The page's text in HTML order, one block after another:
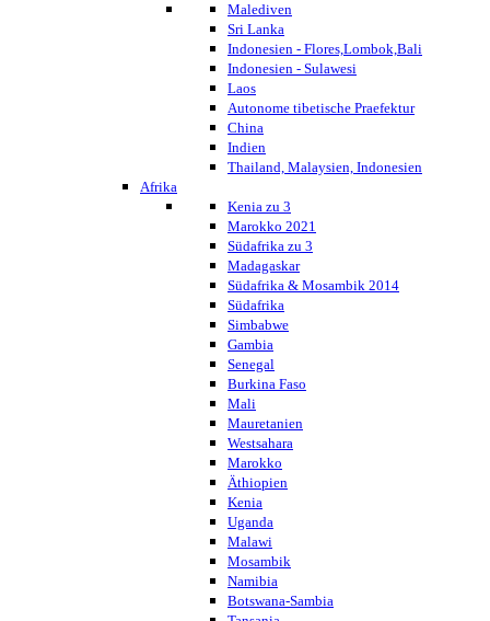
Malediven
Sri Lanka
Indonesien - Flores,Lombok,Bali
Indonesien - Sulawesi
Laos
Autonome tibetische Praefektur
China
Indien
Thailand, Malaysien, Indonesien
Afrika
Kenia zu 3
Marokko 2021
Südafrika zu 3
Madagaskar
Südafrika & Mosambik 2014
Südafrika
Simbabwe
Gambia
Senegal
Burkina Faso
Mali
Mauretanien
Westsahara
Marokko
Äthiopien
Kenia
Uganda
Malawi
Mosambik
Namibia
Botswana-Sambia